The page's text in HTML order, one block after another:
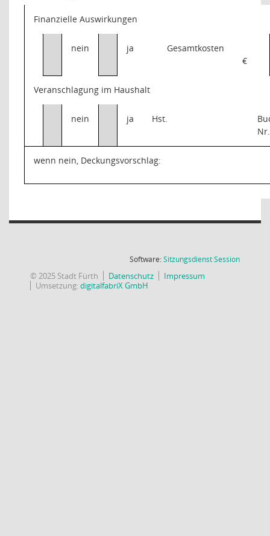
Finanzielle Auswirkungen
nein ja
Gesamtkosten
€
Veranschlagung im Haushalt
nein ja Hst.
wenn nein, Deckungsvorschlag:
Software:SitzungsdienstSession(Wird in
© 2025 Stadt Fürth Datenschutz
Impressum
Umsetzung:digitalfabriX GmbH